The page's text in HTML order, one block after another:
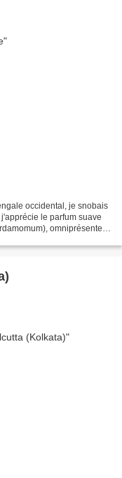
le parfum suave
omniprésente